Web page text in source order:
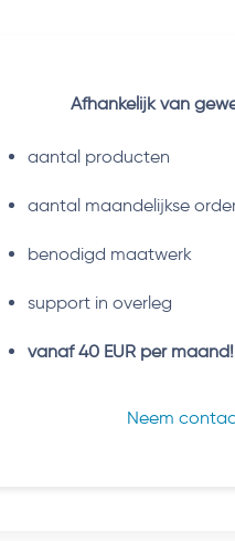
Afhankelijk van
aantal producten
aantal maandelijkse
benodigd maatwerk
support in overleg
vanaf 40 EUR per maand!
Neem